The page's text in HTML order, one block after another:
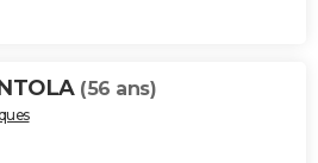
(56 ans)